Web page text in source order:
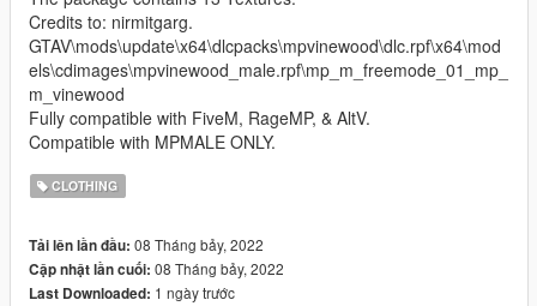
Credits to: nirmitgarg.
GTAV\mods\update\x64\dlcpacks\mpvinewood\dlc.rpf\x64\mod
els\cdimages\mpvinewood_male.rpf\mp_m_freemode_01_mp_
m_vinewood
Fully compatible with FiveM, RageMP, & AltV.
Compatible with MPMALE ONLY.
CLOTHING
Tải lên lần đầu: 08 Tháng bảy, 2022
Cập nhật lần cuối: 08 Tháng bảy, 2022
Last Downloaded: 1 ngày trước